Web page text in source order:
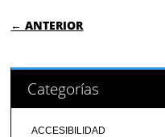
← ANTERIOR
Categorías
ACCESIBILIDAD